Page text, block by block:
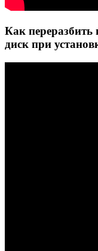
Как
диск при